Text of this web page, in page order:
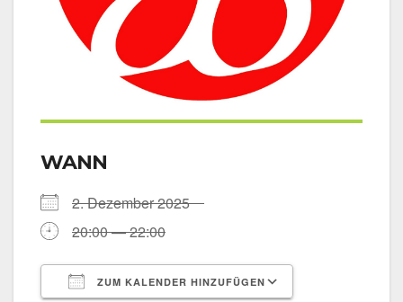
WANN
2. Dezem­ber 2025
20:00 — 22:00
ZUM KALENDER HINZUFÜGEN